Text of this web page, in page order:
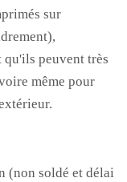
sur
qu'ils peuvent très
même pour
(non soldé et délai